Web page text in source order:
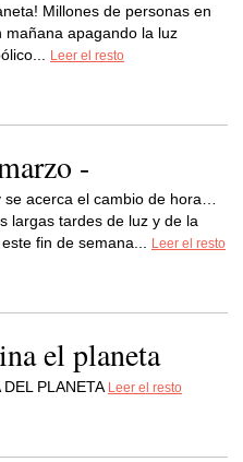
Millones de personas en
apagando la luz
Leer el resto
-
acerca el cambio de hora…
largas tardes de luz y de la
fin de semana...
Leer el resto
el planeta
DEL PLANETA Leer el resto